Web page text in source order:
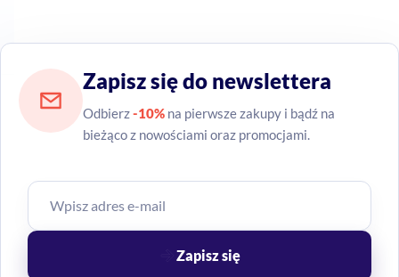
Zapisz się do newslettera
Odbierz-10% na pierwsze zakupy i bądź na
bieżąco z nowościami oraz promocjami.
Zapisz się